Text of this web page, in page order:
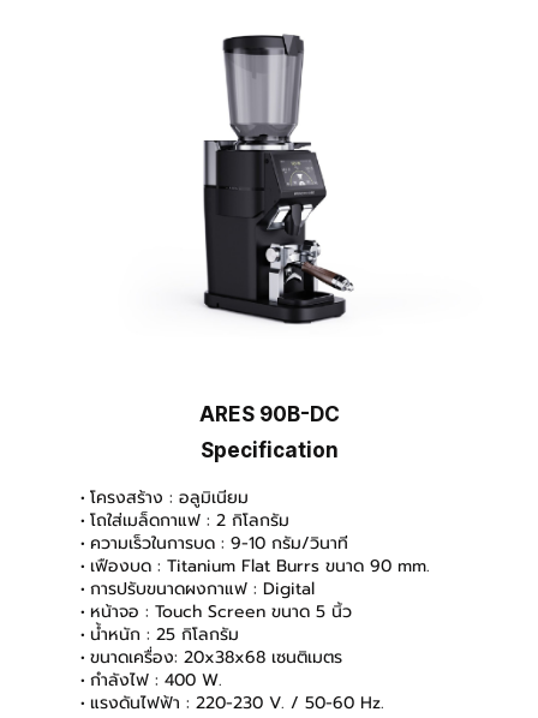
ARES 90B-DC
Specification
โครงสร้าง : อลูมิเนียม
โถใส่เมล็ดกาแฟ : 2 กิโลกรัม
ความเร็วในการบด : 9-10 กรัม/วินาที
เฟืองบด : Titanium Flat Burrs ขนาด 90 mm.
การปรับขนาดผงกาแฟ : Digital
หน้าจอ : Touch Screen ขนาด 5 นิ้ว
น้ำหนัก : 25 กิโลกรัม
ขนาดเครื่อง: 20x38x68 เซนติเมตร
กำลังไฟ : 400 W.
แรงดันไฟฟ้า : 220-230 V. / 50-60 Hz.